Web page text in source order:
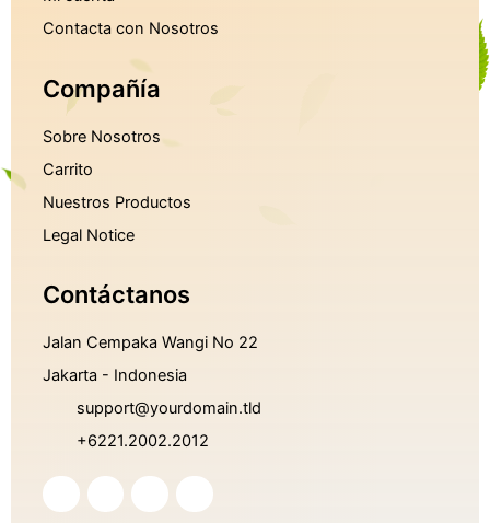
Contacta con Nosotros
Compañía
Sobre Nosotros
Carrito
Nuestros Productos
Legal Notice
Contáctanos
Jalan Cempaka Wangi No 22
Jakarta - Indonesia
support@yourdomain.tld
+6221.2002.2012